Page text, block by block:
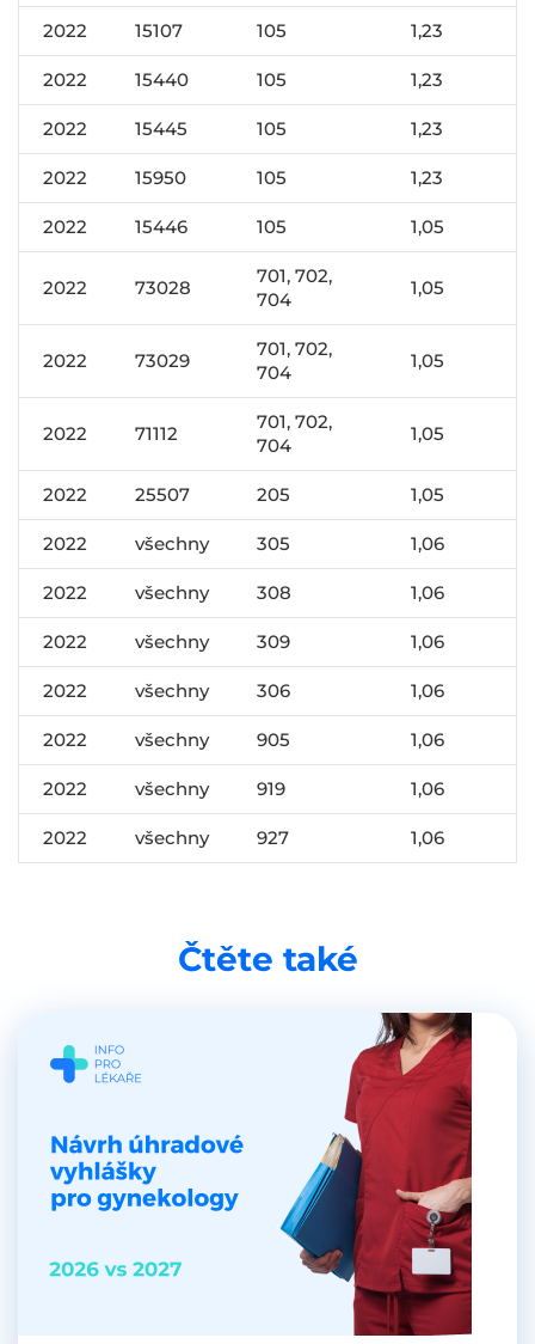
2022 15107 105 1,23
2022 15440 105 1,23
2022 15445 105 1,23
2022 15950 105 1,23
2022 15446 105 1,05
2022 73028
701, 702,
704
1,05
2022 73029
701, 702,
704
1,05
2022 71112
701, 702,
704
1,05
2022 25507 205 1,05
2022 všechny 305 1,06
2022 všechny 308 1,06
2022 všechny 309 1,06
2022 všechny 306 1,06
2022 všechny 905 1,06
2022 všechny 919 1,06
2022 všechny 927 1,06
Čtěte také